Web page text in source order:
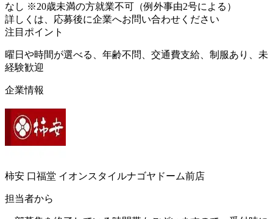
なし ※20歳未満の方就業不可（例外事由2号による）
詳しくは、応募後に企業へお問い合わせください
注目ポイント
曜日や時間が選べる、年齢不問、交通費支給、制服あり、未
経験歓迎
企業情報
柿安 口福堂 イオンスタイルナゴヤドーム前店
担当者から